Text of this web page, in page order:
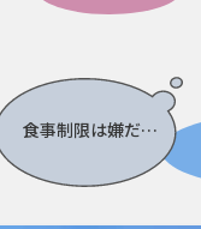
食事制限は嫌だ…